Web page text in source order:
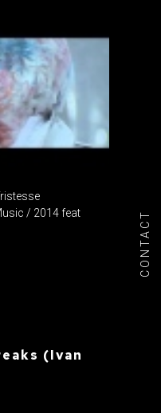
CONTACT
/ 2014 feat
(Ivan